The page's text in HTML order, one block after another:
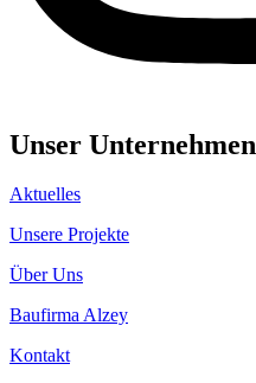
Unser Unternehmen
Aktuelles
Unsere Projekte
Über Uns
Baufirma Alzey
Kontakt